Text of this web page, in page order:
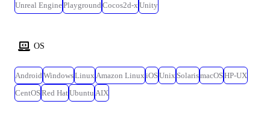
Unreal EnginePlayground Cocos2d-x Unity
OS
Android WindowsLinux Amazon Linux iOSUnix SolarismacOSHP-UX
CentOSRed HatUbuntu AIX